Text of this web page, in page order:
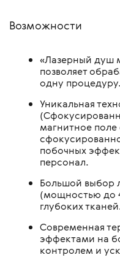
Возможности
«Лазерный душ
позволяет
одну процедуру.
Уникальная
магнитное
побочных
персонал.
Большой выбор
(мощностью до
глубоких
Современная
эффектами на
контролем и